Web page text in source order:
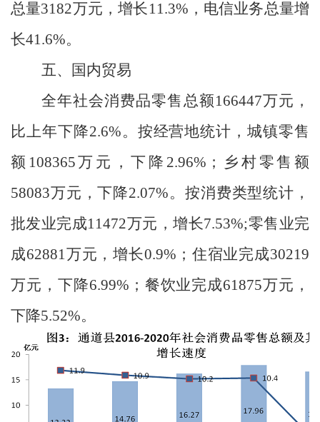
总量3182万元，增长 11.3% ，电信业务总量增
长41.6%。
五、国内贸易
全年社会消费品零售总额166447万元，
比上年下降2.6%。按经营地统计，城镇零售
额 108365万元，下降 2.96% ；乡村零售额
58083万元，下降2.07%。按消费类型统计，
批发业完成11472万元，增长7.53%;零售业完
成62881 万元，增长0.9% ；住宿业完成30219
万元，下降6.99% ；餐饮业完成61875万元，
下降5.52%。